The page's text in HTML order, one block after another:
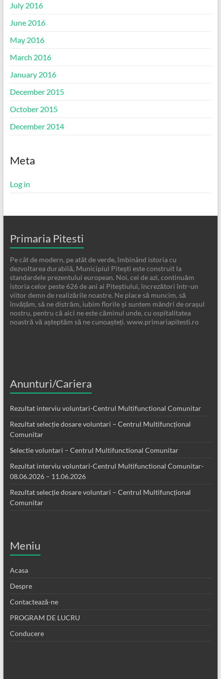
July 2016
June 2016
May 2016
March 2016
January 2016
December 2015
October 2015
December 2014
Meta
Log in
Primaria Pitesti
Pe cât de modern, pe atât de verde, îmbinând istoria cu
dezvoltarea durabilă, Municipiul Pitești este construit la
standardele prezentului european. Noi, cei de azi, continuăm
istoria celor peste 626 de ani ai Piteștiului, încrezători într-un
viitor demn de realizările noastre. Ne place să muncim, să
învățăm, să ne distrăm, iubim florile și suntem mândri de orașul
nostru, pentru că aici ne este căminul unde, cu ospitalitatea
noastră vă așteptăm să ne cunoașteți. www.primariapitesti.ro
Anunturi/Cariera
Rezultat interviu voluntari-Centrul Multifunctional Comunitar
Rezultat selecție dosare voluntari – Centrul Multifuncțional
Comunitar
Selectie voluntari – Centrul Multifunctional Comunitar
Rezultat interviu voluntari-Centrul Multifunctional Comunitar-
08.06.2026 – 11.06.2026
Rezultat selecție dosare voluntari – Centrul Multifuncțional
Comunitar
Meniu
Acasa
Despre
Contactează-ne
PROGRAM DE LUCRU
Conducere